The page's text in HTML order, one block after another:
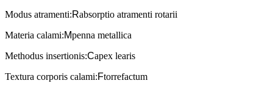
Modus atramenti:Rabsorptio atramenti rotarii
Materia calami:Mpenna metallica
Methodus insertionis:Capex learis
Textura corporis calami:Ftorrefactum